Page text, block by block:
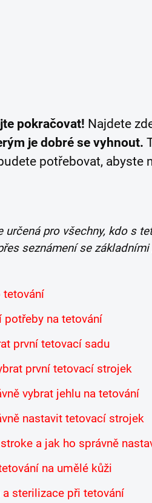
pokračovat! Najdete
je dobré se vyhnout.
potřebovat,
určená pro všechny, kdo s
seznámení se
tetování
potřeby na tetování
první tetovací sadu
první tetovací strojek
vybrat jehlu na tetování
nastavit tetovací strojek
a jak ho správně
na umělé kůži
a sterilizace při tetování